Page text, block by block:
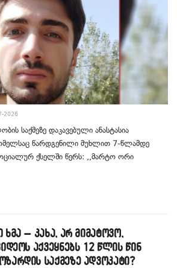
2026
საქმეზე დაკავებული ანასტასია
წარდგენილი მუხლით 7-წლამდე
ქსელში წერს: ,,მარტო ორი
ხმა – კახა, არ მიმატოვო,
აქვეყნებს 12 წლის წინ
საქმეზე ადვოკატი?